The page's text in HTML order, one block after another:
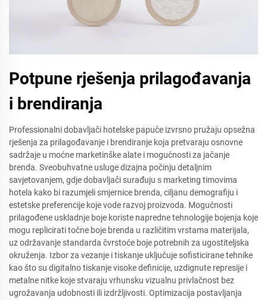
Potpune rješenja prilagođavanja
i brendiranja
Professionalni dobavljači hotelske papuče izvrsno pružaju opsežna
rješenja za prilagođavanje i brendiranje koja pretvaraju osnovne
sadržaje u moćne marketinške alate i mogućnosti za jačanje
brenda. Sveobuhvatne usluge dizajna počinju detaljnim
savjetovanjem, gdje dobavljači surađuju s marketing timovima
hotela kako bi razumjeli smjernice brenda, ciljanu demografiju i
estetske preferencije koje vode razvoj proizvoda. Mogućnosti
prilagođene uskladnje boje koriste napredne tehnologije bojenja koje
mogu replicirati točne boje brenda u različitim vrstama materijala,
uz održavanje standarda čvrstoće boje potrebnih za ugostiteljska
okruženja. Izbor za vezanje i tiskanje uključuje sofisticirane tehnike
kao što su digitalno tiskanje visoke definicije, uzdignute represije i
metalne nitke koje stvaraju vrhunsku vizualnu privlačnost bez
ugrožavanja udobnosti ili izdržljivosti. Optimizacija postavljanja